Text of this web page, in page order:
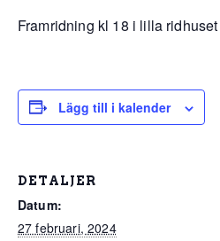
Framridning kl 18 i lilla
Lägg till i kalender
DETALJER
Datum:
27 februari, 2024